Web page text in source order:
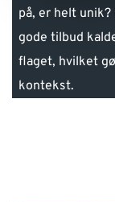
på, er helt
gode tilbud
flaget, hvilket
kontekst.